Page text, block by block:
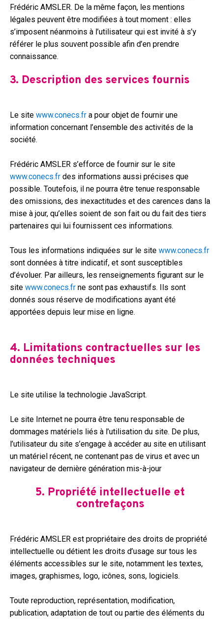
Frédéric AMSLER. De la même façon, les mentions
légales peuvent être modifiées à tout moment : elles
s’imposent néanmoins à l’utilisateur qui est invité à s’y
référer le plus souvent possible afin d’en prendre
connaissance.
3. Description des services fournis
Le site www.conecs.fr a pour objet de fournir une
information concernant l’ensemble des activités de la
société.
Frédéric AMSLER s’efforce de fournir sur le site
www.conecs.fr des informations aussi précises que
possible. Toutefois, il ne pourra être tenue responsable
des omissions, des inexactitudes et des carences dans la
mise à jour, qu’elles soient de son fait ou du fait des tiers
partenaires qui lui fournissent ces informations.
Tous les informations indiquées sur le site www.conecs.fr
sont données à titre indicatif, et sont susceptibles
d’évoluer. Par ailleurs, les renseignements figurant sur le
site www.conecs.fr ne sont pas exhaustifs. Ils sont
donnés sous réserve de modifications ayant été
apportées depuis leur mise en ligne.
4. Limitations contractuelles sur les
données techniques
Le site utilise la technologie JavaScript.
Le site Internet ne pourra être tenu responsable de
dommages matériels liés à l’utilisation du site. De plus,
l’utilisateur du site s’engage à accéder au site en utilisant
un matériel récent, ne contenant pas de virus et avec un
navigateur de dernière génération mis-à-jour
5. Propriété intellectuelle et
contrefaçons
Frédéric AMSLER est propriétaire des droits de propriété
intellectuelle ou détient les droits d’usage sur tous les
éléments accessibles sur le site, notamment les textes,
images, graphismes, logo, icônes, sons, logiciels.
Toute reproduction, représentation, modification,
publication, adaptation de tout ou partie des éléments du